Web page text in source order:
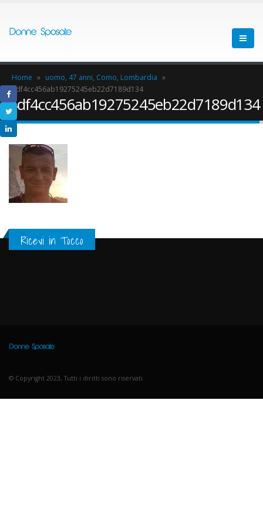
Home » uomo, 47 anni, Como, Lombardia »
4df4cc456ab19275245eb22d7189d134
4df4cc456ab19275245eb22d7189d134
Ricevi in Tocco
© Copyright 2023, Tutti i diritti sono riservati